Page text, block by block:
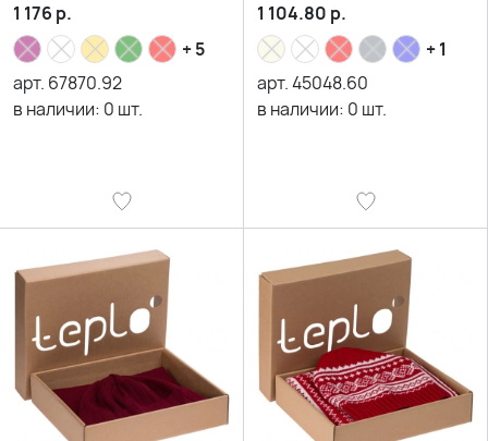
1 176 р.
+ 5
арт. 67870.92
в наличии: 0 шт.
1 104.80 р.
+ 1
арт.45048.60
в наличии: 0 шт.